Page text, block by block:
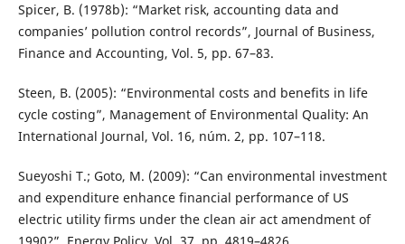
Spicer, B. (1978b): “Market risk, accounting data and
companies’ pollution control records”, Journal of Business,
Finance and Accounting, Vol. 5, pp. 67–83.
Steen, B. (2005): “Environmental costs and benefits in life
cycle costing”, Management of Environmental Quality: An
International Journal, Vol. 16, núm. 2, pp. 107–118.
Sueyoshi T.; Goto, M. (2009): “Can environmental investment
and expenditure enhance financial performance of US
electric utility firms under the clean air act amendment of